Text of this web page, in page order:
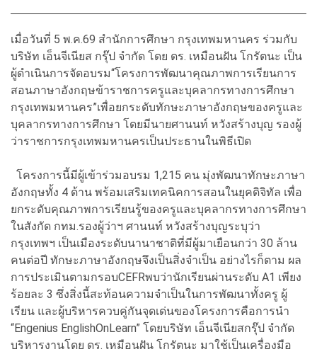
เมื่อวันที่ 5 พ.ค.69 สำนักการศึกษา กรุงเทพมหานคร ร่วมกับ
บริษัท เอ็นจีเนียส กรุ๊ป จำกัด โดย ดร. เหมือนฝัน โกรัตนะ เป็น
ผู้ดำเนินการจัดอบรม“โครงการพัฒนาคุณภาพการเรียนการ
สอนภาษาอังกฤษข้าราชการครูและบุคลากรทางการศึกษา
กรุงเทพมหานคร”เพื่อยกระดับทักษะภาษาอังกฤษของครูและ
บุคลากรทางการศึกษา โดยมีนายศานนท์ หวังสร้างบุญ รองผู้
ว่าราชการกรุงเทพมหานครเป็นประธานในพิธีเปิด
โครงการนี้มีผู้เข้าร่วมอบรม 1,215 คน มุ่งพัฒนาทักษะภาษา
อังกฤษทั้ง 4 ด้าน พร้อมเสริมเทคนิคการสอนในยุคดิจิทัล เพื่อ
ยกระดับคุณภาพการเรียนรู้ของครูและบุคลากรทางการศึกษา
ในสังกัด กทม.รองผู้ว่าฯ ศานนท์ หวังสร้างบุญระบุว่า
กรุงเทพฯ เป็นเมืองระดับนานาชาติที่มีผู้มาเยือนกว่า 30 ล้าน
คนต่อปี ทักษะภาษาอังกฤษจึงเป็นสิ่งจำเป็น อย่างไรก็ตาม ผล
การประเมินตามกรอบCEFRพบว่านักเรียนผ่านระดับ A1 เพียง
ร้อยละ 3 ซึ่งสิ่งนี้สะท้อนความจำเป็นในการพัฒนาทั้งครู ผู้
เรียน และผู้บริหารควบคู่กันจุดเด่นของโครงการคือการนำ
“Engenius EnglishOnLearn” โดยบริษัท เอ็นจีเนียสกรุ๊ป จำกัด
บริหารงานโดย ดร. เหมือนฝัน โกรัตนะ มาใช้เป็นเครื่องมือ